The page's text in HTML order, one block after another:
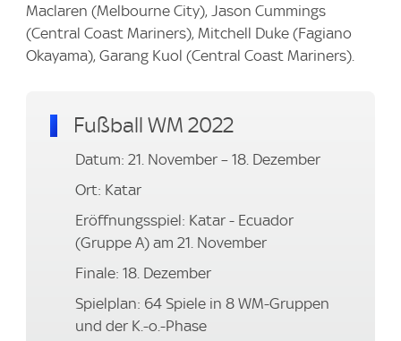
Maclaren (Melbourne City), Jason Cummings
(Central Coast Mariners), Mitchell Duke (Fagiano
Okayama), Garang Kuol (Central Coast Mariners).
Fußball WM 2022
Datum: 21. November – 18. Dezember
Ort: Katar
Eröffnungsspiel: Katar - Ecuador
(Gruppe A) am 21. November
Finale: 18. Dezember
Spielplan: 64 Spiele in 8 WM-Gruppen
und der K.-o.-Phase